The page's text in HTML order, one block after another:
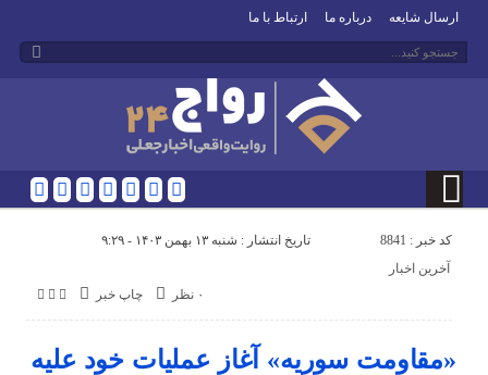
ارسال شایعه درباره ما ارتباط با ما
کد خبر : 8841 تاریخ انتشار : شنبه ۱۳ بهمن ۱۴۰۳ - ۹:۲۹
چاپ خبر ۰ نظر
آخرین اخبار
«مقاومت سوریه» آغاز عملیات خود علیه